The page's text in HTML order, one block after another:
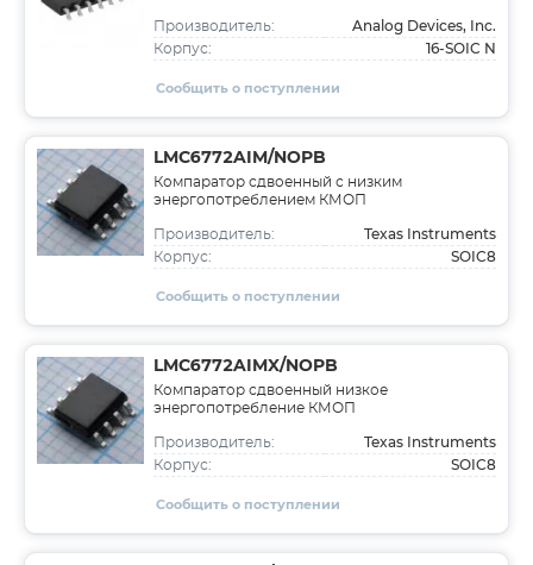
Производитель: Analog Devices, Inc.
Корпус: 16-SOIC N
Сообщить о поступлении
LMC6772AIM/NOPB
Компаратор сдвоенный с низким
энергопотреблением КМОП
Производитель: Texas Instruments
Корпус: SOIC8
Сообщить о поступлении
LMC6772AIMX/NOPB
Компаратор сдвоенный низкое
энергопотребление КМОП
Производитель: Texas Instruments
Корпус: SOIC8
Сообщить о поступлении